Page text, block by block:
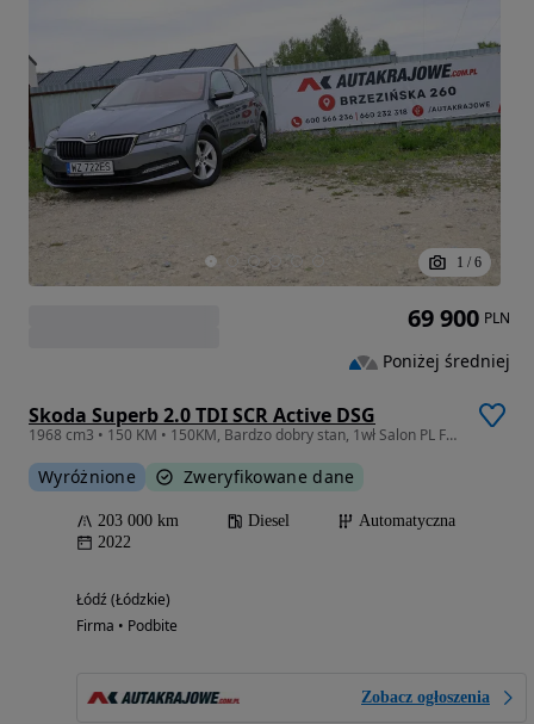
1 / 6
Skoda Superb 2.0 TDI SCR Active DSG
1968 cm3 • 150 KM • 150KM, Bardzo dobry stan, 1wł Salon PL FV23% WZ722ES
Wyróżnione Zweryfikowane dane
203 000 km Diesel
Automatyczna
2022
Łódź (Łódzkie)
Firma • Podbite
Zobacz ogłoszenia
69 900 PLN
Poniżej średniej